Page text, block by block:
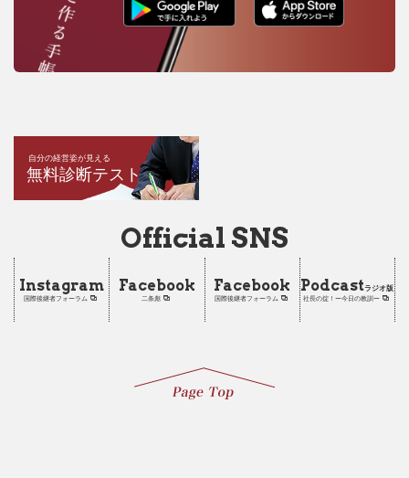
自分の経営姿が見える
無料診断テスト
Official SNS
Instagram
国際後継者フォーラム
Facebook
二条彪
Facebook
国際後継者フォーラム
Podcastラジオ版
社長の掟！ー今日の教訓ー